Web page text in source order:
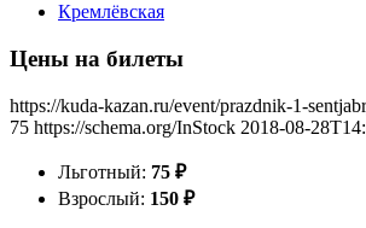
Кремлёвская
Цены на билеты
https://kuda-kazan.ru/event/prazdnik-1-
75 https://schema.org/InStock 2018-08-
Льготный: 75 ₽
Взрослый: 150 ₽